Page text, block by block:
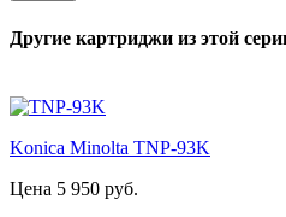
Другие картриджи из этой
Konica Minolta TNP-93K
Цена 5 950 руб.